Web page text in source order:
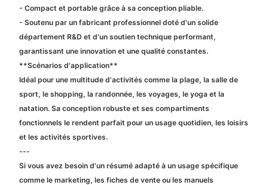
- Compact et portable grâce à sa conception pliable.
- Soutenu par un fabricant professionnel doté d'un solide
département R&D et d'un soutien technique performant,
garantissant une innovation et une qualité constantes.
**Scénarios d'application**
Idéal pour une multitude d'activités comme la plage, la salle de
sport, le shopping, la randonnée, les voyages, le yoga et la
natation. Sa conception robuste et ses compartiments
fonctionnels le rendent parfait pour un usage quotidien, les loisirs
et les activités sportives.
---
Si vous avez besoin d'un résumé adapté à un usage spécifique
comme le marketing, les fiches de vente ou les manuels